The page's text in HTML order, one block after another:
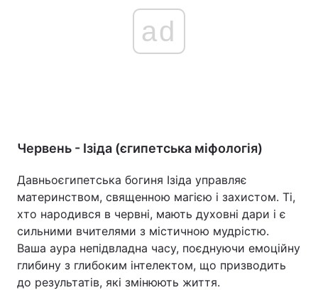
ad
Червень - Ізіда (єгипетська міфологія)
Давньоєгипетська богиня Ізіда управляє
материнством, священною магією і захистом. Ті,
хто народився в червні, мають духовні дари і є
сильними вчителями з містичною мудрістю.
Ваша аура непідвладна часу, поєднуючи емоційну
глибину з глибоким інтелектом, що призводить
до результатів, які змінюють життя.